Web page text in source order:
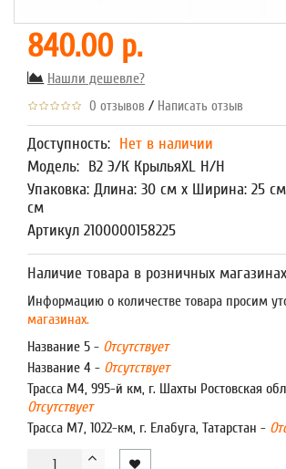
840.00 р.
Нашли дешевле?
0 отзывов / Написать отзыв
Доступность: Нет в наличии
Модель: В2 Э/К КрыльяXL Н/Н
Упаковка: Длина: 30 см x Ширина: 25
см
Артикул 2100000158225
Наличие товара в розничных
Информацию о количестве товара просим
магазинах.
Название 5 - Отсутствует
Название 4 - Отсутствует
Трасса М4, 995-й км, г. Шахты Ростовская
Отсутствует
Трасса М7, 1022-км, г. Елабуга, Татарстан -